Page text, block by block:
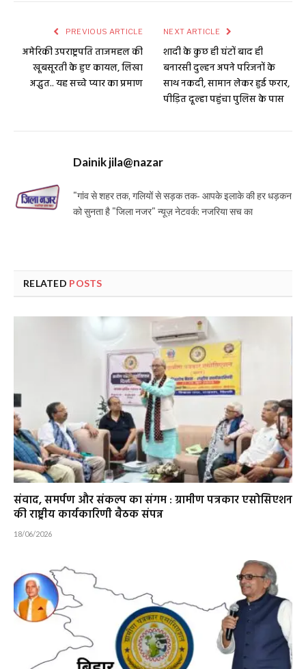
PREVIOUS ARTICLE
अमेरिकी उपराष्ट्रपति ताजमहल की
खूबसूरती के हुए कायल, लिखा
अद्भुत.. यह सच्चे प्यार का प्रमाण
NEXT ARTICLE
शादी के कुछ ही घंटों बाद ही
बनारसी दुल्हन अपने परिजनों के
साथ नकदी, सामान लेकर हुई फरार,
पीड़ित दूल्हा पहुंचा पुलिस के पास
Dainik jila@nazar
"गांव से शहर तक, गलियों से सड़क तक- आपके इलाके की हर धड़कन
को सुनता है "जिला नजर" न्यूज़ नेटवर्क: नजरिया सच का
RELATED POSTS
संवाद, समर्पण और संकल्प का संगम : ग्रामीण पत्रकार एसोसिएशन
की राष्ट्रीय कार्यकारिणी बैठक संपन्न
18/06/2026